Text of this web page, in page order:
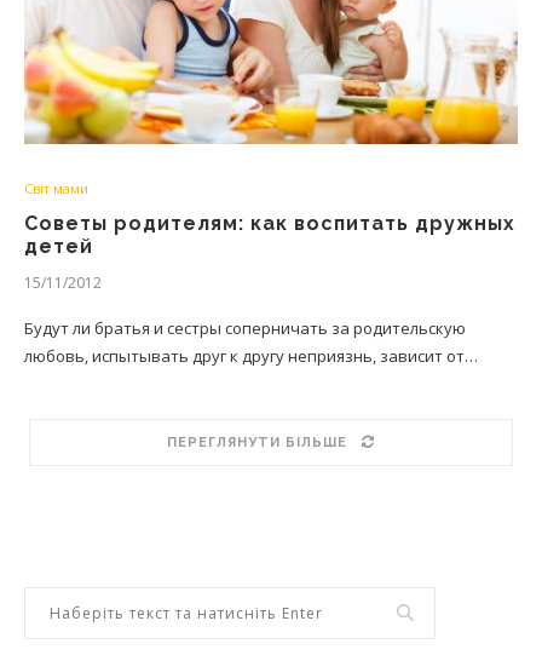
Світ мами
Советы родителям: как воспитать дружных
детей
15/11/2012
Будут ли братья и сестры соперничать за родительскую
любовь, испытывать друг к другу неприязнь, зависит от…
ПЕРЕГЛЯНУТИ БІЛЬШЕ